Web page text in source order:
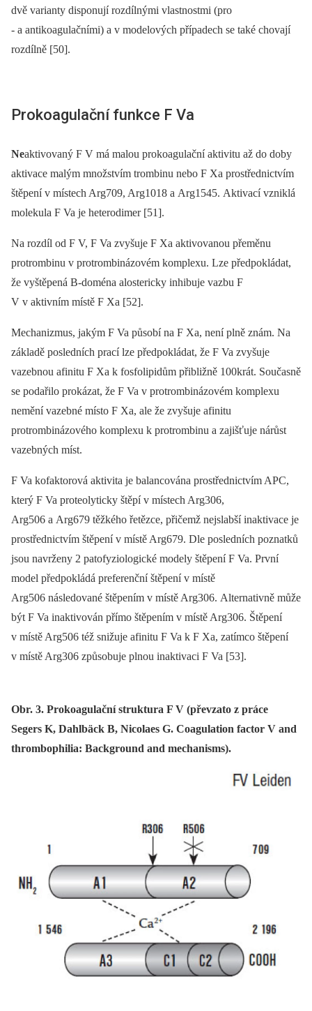
dvě varianty disponují rozdílnými vlastnostmi (pro
‑⁠ a antikoagulačními) a v modelových případech se také chovají
rozdílně [50].
Prokoagulační funkce F Va
Neaktivovaný F V má malou prokoagulační aktivitu až do doby
aktivace malým množstvím trombinu nebo F Xa prostřednictvím
štěpení v místech Arg709, Arg1018 a Arg1545. Aktivací vzniklá
molekula F Va je heterodimer [51].
Na rozdíl od F V, F Va zvyšuje F Xa aktivovanou přeměnu
protrombinu v protrombinázovém komplexu. Lze předpokládat,
že vyštěpená B-doména alostericky inhibuje vazbu F
V v aktivním místě F Xa [52].
Mechanizmus, jakým F Va působí na F Xa, není plně znám. Na
základě posledních prací lze předpokládat, že F Va zvyšuje
vazebnou afinitu F Xa k fosfolipidům přibližně 100krát. Současně
se podařilo prokázat, že F Va v protrombinázovém komplexu
nemění vazebné místo F Xa, ale že zvyšuje afinitu
protrombinázového komplexu k protrombinu a zajišťuje nárůst
vazebných míst.
F Va kofaktorová aktivita je balancována prostřednictvím APC,
který F Va proteolyticky štěpí v místech Arg306,
Arg506 a Arg679 těžkého řetězce, přičemž nejslabší inaktivace je
prostřednictvím štěpení v místě Arg679. Dle posledních poznatků
jsou navrženy 2 patofyziologické modely štěpení F Va. První
model předpokládá preferenční štěpení v místě
Arg506 následované štěpením v místě Arg306. Alternativně může
být F Va inaktivován přímo štěpením v místě Arg306. Štěpení
v místě Arg506 též snižuje afinitu F Va k F Xa, zatímco štěpení
v místě Arg306 způsobuje plnou inaktivaci F Va [53].
Obr. 3. Prokoagulační struktura F V (převzato z práce
Segers K, Dahlbäck B, Nicolaes G. Coagulation factor V and
thrombophilia: Background and mechanisms).